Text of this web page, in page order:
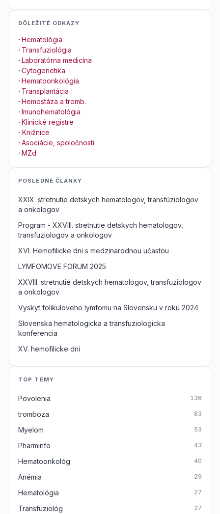
DÔLEŽITÉ ODKAZY
· Hematológia
· Transfuziológia
· Laboratórna medicína
· Cytogenetika
· Hematoonkológia
· Transplantácia
· Hemostáza a tromb.
· Imunohematológia
· Klinické registre
· Knižnice
· Asociácie, spoločnosti
· MZd
POSLEDNÉ ČLÁNKY
XXIX. stretnutie detskych hematologov, transfúziologov
a onkologov
Program - XXVIII. stretnutie detskych hematologov,
transfuziologov a onkologov
XVI. Hemofilicke dni s medzinarodnou učastou
LYMFOMOVE FORUM 2025
XXVIII. stretnutie detskych hematologov, transfuziologov
a onkologov
Vyskyt folikuloveho lymfomu na Slovensku v roku 2024
Slovenska hematologicka a transfuziologicka
konferencia
XV. hemofilicke dni
TOP TÉMY
Povolenia 136
tromboza 83
Myelom 53
Pharminfo 43
Hematoonkológ 40
Anémia 29
Hematológia 27
Transfuziológ 27